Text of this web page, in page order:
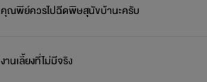
คุณพีย์ควรไปฉีดพิษสุนัขบ้านะครับ
งานเลี้ยงที่ไม่มีจริง